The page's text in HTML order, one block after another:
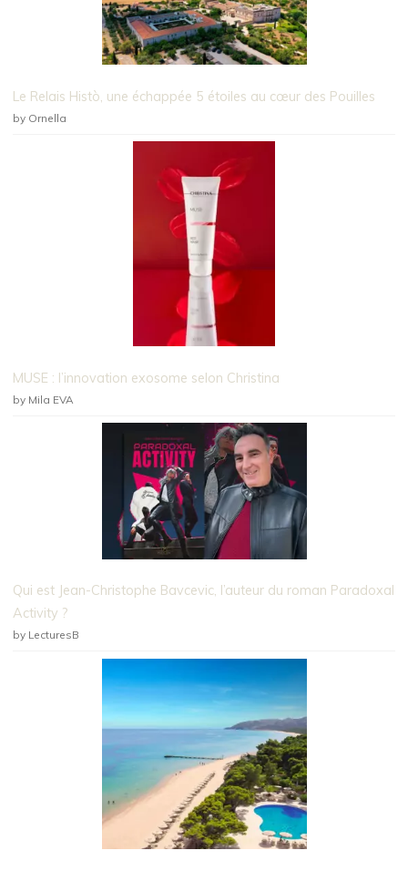
Le Relais Histò, une échappée 5 étoiles au cœur des Pouilles
by Ornella
MUSE : l’innovation exosome selon Christina
by Mila EVA
Qui est Jean-Christophe Bavcevic, l’auteur du roman Paradoxal
Activity ?
by LecturesB